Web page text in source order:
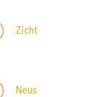
Zicht
Neus